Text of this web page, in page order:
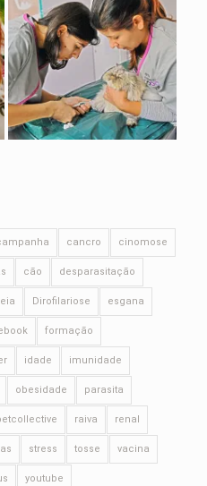
cancro cinomose
cão desparasitação
Dirofilariose esgana
formação
idade imunidade
obesidade parasita
raiva renal
stress tosse vacina
youtube